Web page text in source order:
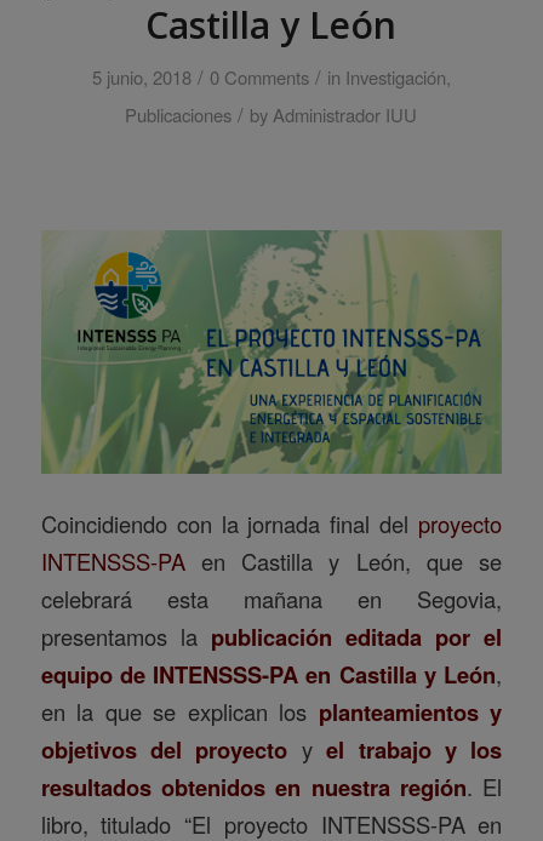
Castilla y León
5 junio, 2018 / 0 Comments / in Investigación,
Publicaciones / by Administrador IUU
Coincidiendo con la jornada final del proyecto
INTENSSS-PAen Castilla y León, que se
celebrará esta mañana en Segovia,
presentamos la publicación editada por el
equipo de INTENSSS-PA en Castilla y León,
en la que se explican los planteamientos y
objetivos del proyecto yel trabajo y los
resultados obtenidos en nuestra región. El
libro, titulado “El proyecto INTENSSS-PA en